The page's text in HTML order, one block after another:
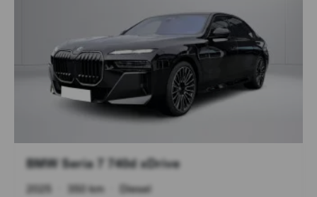
BMW Seria 7 740d xDrive
2025 350 km Diesel